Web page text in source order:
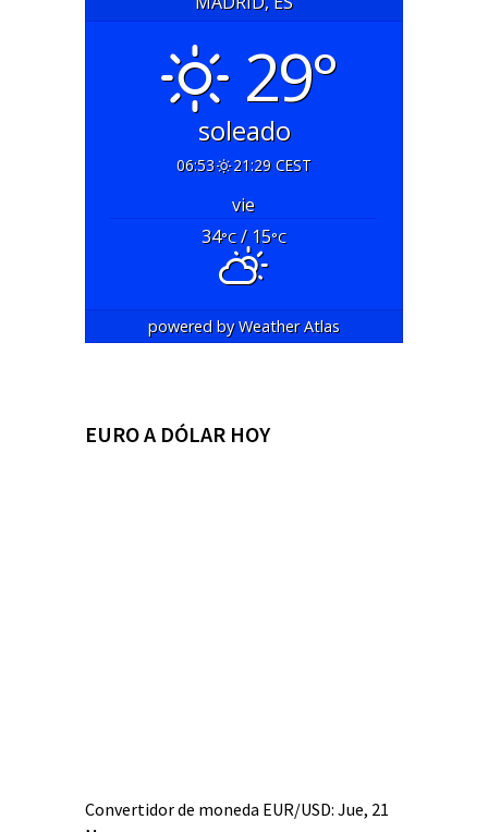
29°
soleado
06:53 21:29 CEST
vie
34°C/ 15°C
powered byWeather Atlas
EURO A DÓLAR HOY
Convertidor de moneda EUR/USD: Jue, 21